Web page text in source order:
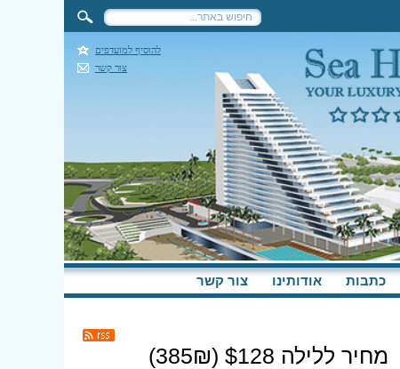
להוסיף למועדפים
צור קשר
כתבות אודותינו צור קשר
מחיר ללילה $ 128
(
385₪)